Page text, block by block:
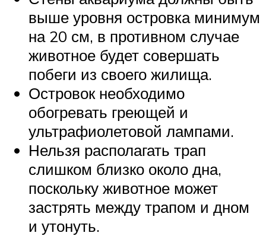
выше уровня островка минимум
на 20 см, в противном случае
животное будет совершать
побеги из своего жилища.
Островок необходимо
обогревать греющей и
ультрафиолетовой лампами.
Нельзя располагать трап
слишком близко около дна,
поскольку животное может
застрять между трапом и дном
и утонуть.